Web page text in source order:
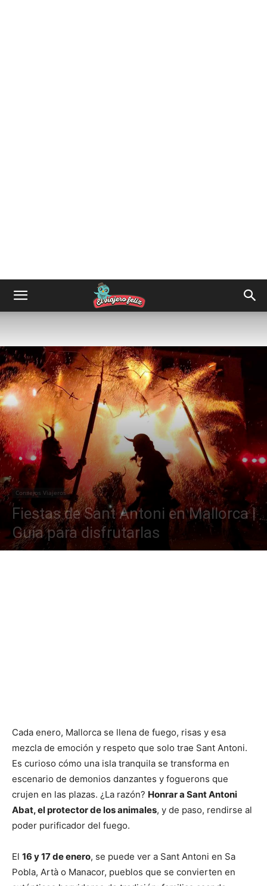
Consejos Viajeros
Fiestas de Sant Antoni en Mallorca |
Guía para disfrutarlas
Cada enero, Mallorca se llena de fuego, risas y esa
mezcla de emoción y respeto que solo trae Sant Antoni.
Es curioso cómo una isla tranquila se transforma en
escenario de demonios danzantes y foguerons que
crujen en las plazas. ¿La razón? Honrar a Sant Antoni
Abat, el protector de los animales, y de paso, rendirse al
poder purificador del fuego.
El 16 y 17 de enero, se puede ver a Sant Antoni en Sa
Pobla, Artà o Manacor, pueblos que se convierten en